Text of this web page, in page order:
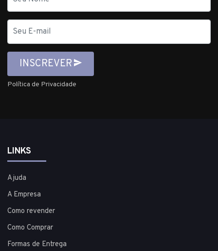
mail
INSCREVER
Política de Privacidade
LINKS
Ajuda
A Empresa
Como revender
Como Comprar
Formas de Entrega